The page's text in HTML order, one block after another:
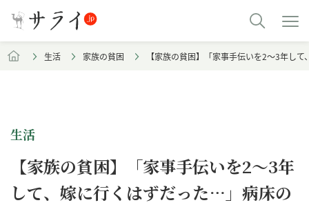
生活 家族の貧困 【家族の貧困】「家事手伝いを2～3年し
生活
【家族の貧困】「家事手伝いを2～3年
して、嫁に行くはずだった…」病床の